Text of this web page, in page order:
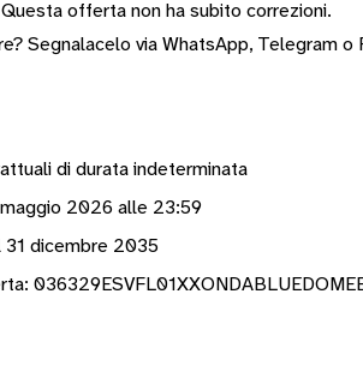
Questa offerta non ha subito correzioni.
Segnalacelo via WhatsApp, Telegram o
di durata indeterminata
2026 alle 23:59
dicembre 2035